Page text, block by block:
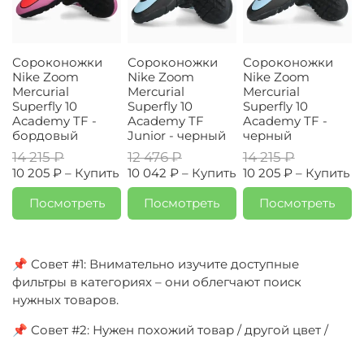
Сороконожки
Nike Zoom
Mercurial
Superfly 10
Academy TF -
бордовый
14 215 ₽
10 205 ₽ – Купить
Посмотреть
Сороконожки
Nike Zoom
Mercurial
Superfly 10
Academy TF
Junior - черный
12 476 ₽
10 042 ₽ – Купить
Посмотреть
Сороконожки
Nike Zoom
Mercurial
Superfly 10
Academy TF -
черный
14 215 ₽
10 205 ₽ – Купить
Посмотреть
📌 Совет #1: Внимательно изучите доступные
фильтры в категориях – они облегчают поиск
нужных товаров.
📌 Совет #2: Нужен похожий товар / другой цвет /